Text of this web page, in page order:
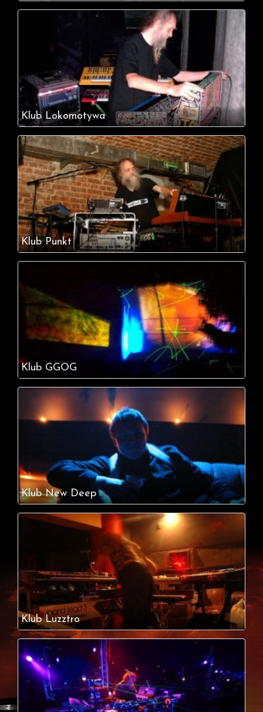
Klub Lokomotywa
Klub Punkt
Klub GGOG
Klub New Deep
Klub Luzztro